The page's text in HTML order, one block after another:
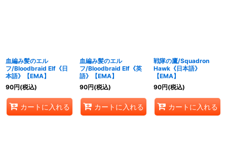
血編み髪のエル
フ/Bloodbraid Elf《日
本語》【EMA】
90円(税込)
カートに入れる
血編み髪のエル
フ/Bloodbraid Elf《英
語》【EMA】
90円(税込)
カートに入れる
戦隊の鷹/Squadron
Hawk《日本語》
【EMA】
90円(税込)
カートに入れる